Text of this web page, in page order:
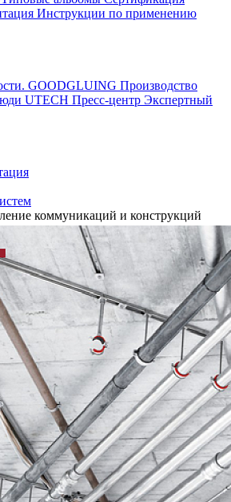
Инструкции по применению
GOODGLUING Производство
UTECH Пресс-центр Экспертный
коммуникаций и конструкций